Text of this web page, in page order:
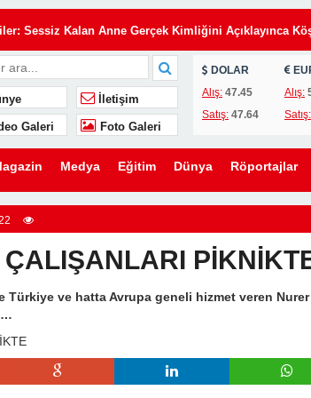
Sessiz Kalan Anne Gerçek Kimliğini Açıklayınca
Annemi Hizmetçi Gibi Çalıştırıyorlardı: Tapunun
Gün, Kayınvalidesinin Son Hediyesi Hayatını Değiştirdi
Oğlunu Kurtaran Babanın Büyük Sırrı
Kahvaltı Masasında Tüm Gerçekleri Ortaya
Üvey Babasının Yaptığı Gizli Davet Tüm Ailenin
Gelen Gizemli Kadını Anlattı… Gerçeği Öğrendiğimde
İki Havlu, Bir Babanın Sakladığı Büyük Acıyı
Kurduğu Planı Tek Bir İmza Çökertti
İletişim
Galeri Foto Galeri
DOLAR
Alış: 47.45
Satış: 47.64
Alış:
Satış:
Medya Eğitim Dünya Röportajlar
ÇALIŞANLARI
Türkiye ve hatta Avrupa geneli hizmet veren Nurer